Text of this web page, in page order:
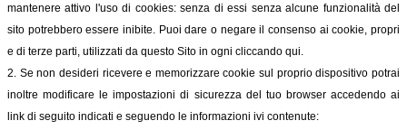
mantenere attivo l'uso di cookies: senza di essi senza alcune funzionalità del
sito potrebbero essere inibite. Puoi dare o negare il consenso ai cookie, propri
e di terze parti, utilizzati da questo Sito in ogni cliccando qui.
2. Se non desideri ricevere e memorizzare cookie sul proprio dispositivo potrai
inoltre modificare le impostazioni di sicurezza del tuo browser accedendo ai
link di seguito indicati e seguendo le informazioni ivi contenute: